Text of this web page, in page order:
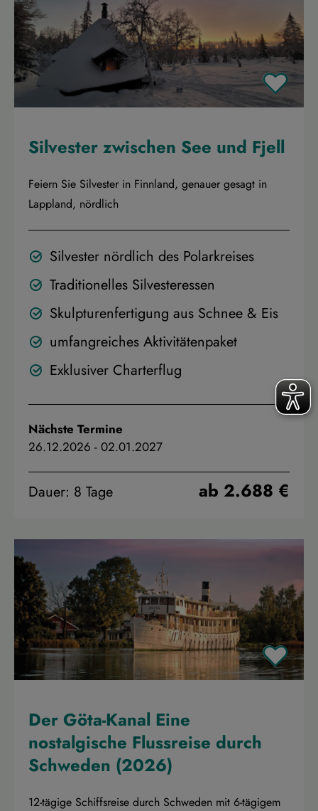
Silvester zwischen See und Fjell
Feiern Sie Silvester in Finnland, genauer gesagt in
Lappland, nördlich
Silvester nördlich des Polarkreises
Traditionelles Silvesteressen
Skulpturenfertigung aus Schnee & Eis
umfangreiches Aktivitätenpaket
Exklusiver Charterflug
Nächste Termine
26.12.2026 - 02.01.2027
Dauer: 8 Tage ab 2.688 €
Der Göta-Kanal Eine
nostalgische Flussreise durch
Schweden (2026)
12-tägige Schiffsreise durch Schweden mit 6-tägigem